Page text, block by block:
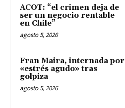
ACOT: “el crimen deja de
ser un negocio rentable
en Chile”
agosto 5, 2026
Fran Maira, internada por
«estrés agudo» tras
golpiza
agosto 5, 2026